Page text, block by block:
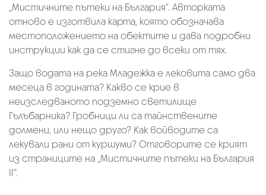
„Мистичните пътеки на България“. Авторката
отново е изготвила карта, която обозначава
местоположението на обектите и дава подробни
инструкции как да се стигне до всеки от тях.
Защо водата на река Младежка е лековита само два
месеца в годината? Какво се крие в
неизследваното подземно светилище
Гълъбарника? Гробници ли са тайнствените
долмени, или нещо друго? Как войводите са
лекували рани от куршуми? Отговорите се крият
из страниците на „Мистичните пътеки на България
II“.